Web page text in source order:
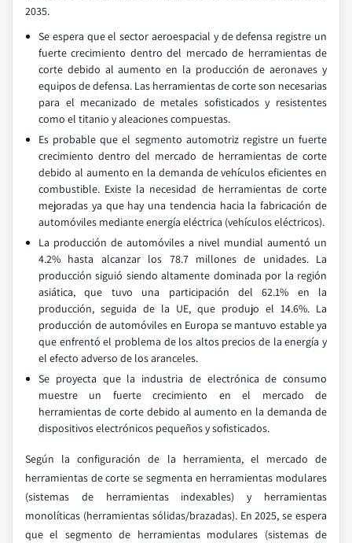
2035.
Se espera que el sector aeroespacial y de defensa registre un
fuerte crecimiento dentro del mercado de herramientas de
corte debido al aumento en la producción de aeronaves y
equipos de defensa. Las herramientas de corte son necesarias
para el mecanizado de metales sofisticados y resistentes
como el titanio y aleaciones compuestas.
Es probable que el segmento automotriz registre un fuerte
crecimiento dentro del mercado de herramientas de corte
debido al aumento en la demanda de vehículos eficientes en
combustible. Existe la necesidad de herramientas de corte
mejoradas ya que hay una tendencia hacia la fabricación de
automóviles mediante energía eléctrica (vehículos eléctricos).
La producción de automóviles a nivel mundial aumentó un
4.2% hasta alcanzar los 78.7 millones de unidades. La
producción siguió siendo altamente dominada por la región
asiática, que tuvo una participación del 62.1% en la
producción, seguida de la UE, que produjo el 14.6%. La
producción de automóviles en Europa se mantuvo estable ya
que enfrentó el problema de los altos precios de la energía y
el efecto adverso de los aranceles.
Se proyecta que la industria de electrónica de consumo
muestre un fuerte crecimiento en el mercado de
herramientas de corte debido al aumento en la demanda de
dispositivos electrónicos pequeños y sofisticados.
Según la configuración de la herramienta, el mercado de
herramientas de corte se segmenta en herramientas modulares
(sistemas de herramientas indexables) y herramientas
monolíticas (herramientas sólidas/brazadas). En 2025, se espera
que el segmento de herramientas modulares (sistemas de